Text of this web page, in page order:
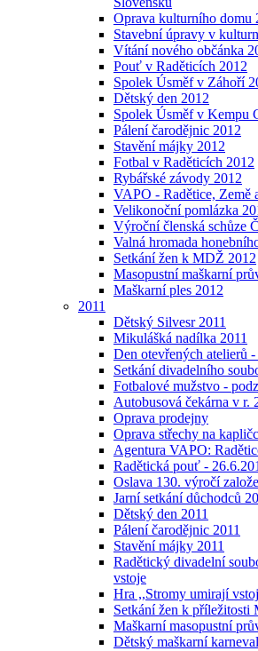
Oprava kulturního domu
Stavební úpravy v
Vítání nového občánka
Pouť v Raděticích 2012
Spolek Úsměf v Záhoří
Dětský den 2012
Spolek Úsměf v Kempu
Pálení čarodějnic 2012
Stavění májky 2012
Fotbal v Raděticích 2012
Rybářské závody 2012
VAPO - Radětice, Země
Velikonoční pomlázka
Výroční členská schůze
Valná hromada
Setkání žen k MDŽ 2012
Masopustní maškarní
Maškarní ples 2012
2011
Dětský Silvesr 2011
Mikulášká nadílka 2011
Den otevřených atelierů
Setkání divadelního
Fotbalové mužstvo -
Autobusová čekárna v r.
Oprava prodejny
Oprava střechy na
Agentura VAPO:
Radětická pouť -
Oslava 130. výročí
Jarní setkání důchodců
Dětský den 2011
Pálení čarodějnic 2011
Stavění májky 2011
Radětický divadelní
vstoje
Hra ,,Stromy umirají
Setkání žen k příležitosti
Maškarní masopustní
Dětský maškarní